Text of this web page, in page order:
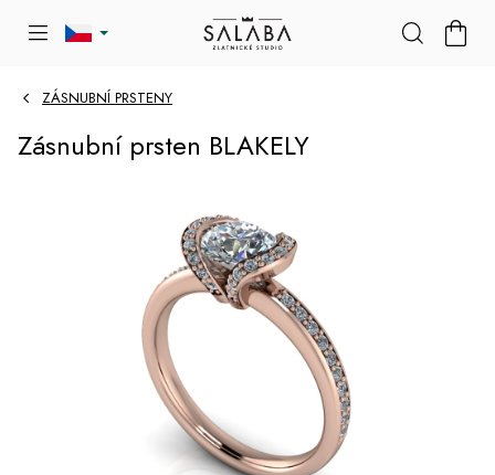
ZÁSNUBNÍ PRSTENY
Zásnubní prsten BLAKELY